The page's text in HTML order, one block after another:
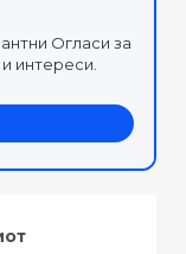
Огласи за
интереси.